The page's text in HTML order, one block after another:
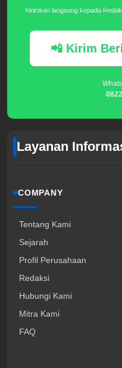
Kirimkan langsung kepada
📲 Kirim
Layanan
COMPANY
Tentang Kami
Sejarah
Profil Perusahaan
Redaksi
Hubungi Kami
Mitra Kami
FAQ